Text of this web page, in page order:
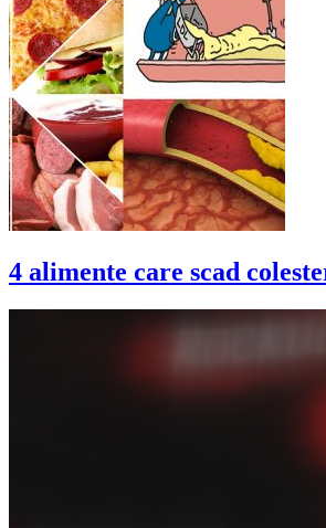
4 alimente care scad